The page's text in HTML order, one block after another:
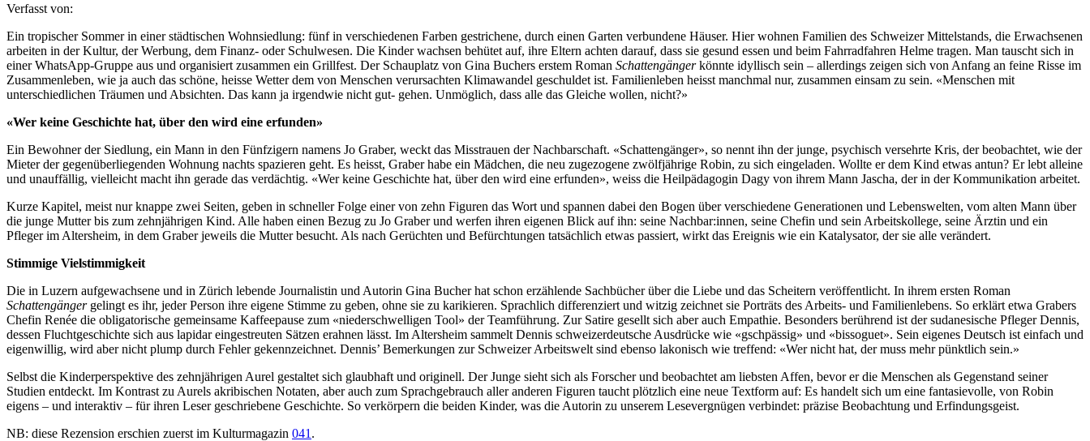
Verfasst von:
Ein tropischer Sommer in einer städtischen Wohnsiedlung: fünf in verschiedenen Farben gestrichene, durch einen Garten verbundene Häuser. Hier wohnen Familien des Schweizer Mittelstands, die Erwachsenen
arbeiten in der Kultur, der Werbung, dem Finanz- oder Schulwesen. Die Kinder wachsen behütet auf, ihre Eltern achten darauf, dass sie gesund essen und beim Fahrradfahren Helme tragen. Man tauscht sich in
einer WhatsApp-Gruppe aus und organisiert zusammen ein Grillfest. Der Schauplatz von Gina Buchers erstem Roman Schattengängerkönnte idyllisch sein – allerdings zeigen sich von Anfang an feine Risse im
Zusammenleben, wie ja auch das schöne, heisse Wetter dem von Menschen verursachten Klimawandel geschuldet ist. Familienleben heisst manchmal nur, zusammen einsam zu sein. «Menschen mit
unterschiedlichen Träumen und Absichten. Das kann ja irgendwie nicht gut- gehen. Unmöglich, dass alle das Gleiche wollen, nicht?»
«Wer keine Geschichte hat, über den wird eine erfunden»
Ein Bewohner der Siedlung, ein Mann in den Fünfzigern namens Jo Graber, weckt das Misstrauen der Nachbarschaft. «Schattengänger», so nennt ihn der junge, psychisch versehrte Kris, der beobachtet, wie der
Mieter der gegenüberliegenden Wohnung nachts spazieren geht. Es heisst, Graber habe ein Mädchen, die neu zugezogene zwölfjährige Robin, zu sich eingeladen. Wollte er dem Kind etwas antun? Er lebt alleine
und unauffällig, vielleicht macht ihn gerade das verdächtig. «Wer keine Geschichte hat, über den wird eine erfunden», weiss die Heilpädagogin Dagy von ihrem Mann Jascha, der in der Kommunikation arbeitet.
Kurze Kapitel, meist nur knappe zwei Seiten, geben in schneller Folge einer von zehn Figuren das Wort und spannen dabei den Bogen über verschiedene Generationen und Lebenswelten, vom alten Mann über
die junge Mutter bis zum zehnjährigen Kind. Alle haben einen Bezug zu Jo Graber und werfen ihren eigenen Blick auf ihn: seine Nachbar:innen, seine Chefin und sein Arbeitskollege, seine Ärztin und ein
Pfleger im Altersheim, in dem Graber jeweils die Mutter besucht. Als nach Gerüchten und Befürchtungen tatsächlich etwas passiert, wirkt das Ereignis wie ein Katalysator, der sie alle verändert.
Stimmige Vielstimmigkeit
Die in Luzern aufgewachsene und in Zürich lebende Journalistin und Autorin Gina Bucher hat schon erzählende Sachbücher über die Liebe und das Scheitern veröffentlicht. In ihrem ersten Roman
Schattengängergelingt es ihr, jeder Person ihre eigene Stimme zu geben, ohne sie zu karikieren. Sprachlich differenziert und witzig zeichnet sie Porträts des Arbeits- und Familienlebens. So erklärt etwa Grabers
Chefin Renée die obligatorische gemeinsame Kaffeepause zum «niederschwelligen Tool» der Teamführung. Zur Satire gesellt sich aber auch Empathie. Besonders berührend ist der sudanesische Pfleger Dennis,
dessen Fluchtgeschichte sich aus lapidar eingestreuten Sätzen erahnen lässt. Im Altersheim sammelt Dennis schweizerdeutsche Ausdrücke wie «gschpässig» und «bissoguet». Sein eigenes Deutsch ist einfach und
eigenwillig, wird aber nicht plump durch Fehler gekennzeichnet. Dennis’ Bemerkungen zur Schweizer Arbeitswelt sind ebenso lakonisch wie treffend: «Wer nicht hat, der muss mehr pünktlich sein.»
Selbst die Kinderperspektive des zehnjährigen Aurel gestaltet sich glaubhaft und originell. Der Junge sieht sich als Forscher und beobachtet am liebsten Affen, bevor er die Menschen als Gegenstand seiner
Studien entdeckt. Im Kontrast zu Aurels akribischen Notaten, aber auch zum Sprachgebrauch aller anderen Figuren taucht plötzlich eine neue Textform auf: Es handelt sich um eine fantasievolle, von Robin
eigens – und interaktiv – für ihren Leser geschriebene Geschichte. So verkörpern die beiden Kinder, was die Autorin zu unserem Lesevergnügen verbindet: präzise Beobachtung und Erfindungsgeist.
NB: diese Rezension erschien zuerst im Kulturmagazin 041 .